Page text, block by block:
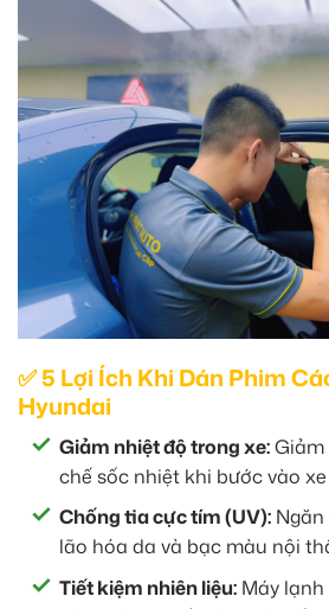
✅ 5 Lợi Ích Khi Dán Phim
Hyundai
Giảm nhiệt độ trong xe:Giảm
chế sốc nhiệt khi bước vào
Chống tia cực tím (UV):
lão hóa da và bạc màu nội
Tiết kiệm nhiên liệu: Máy